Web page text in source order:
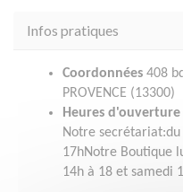
Infos pratiques
Coordonnées 408
PROVENCE (13300)
Heures d'ouverture
Notre
17hNotre Boutique
14h à 18 et samedi